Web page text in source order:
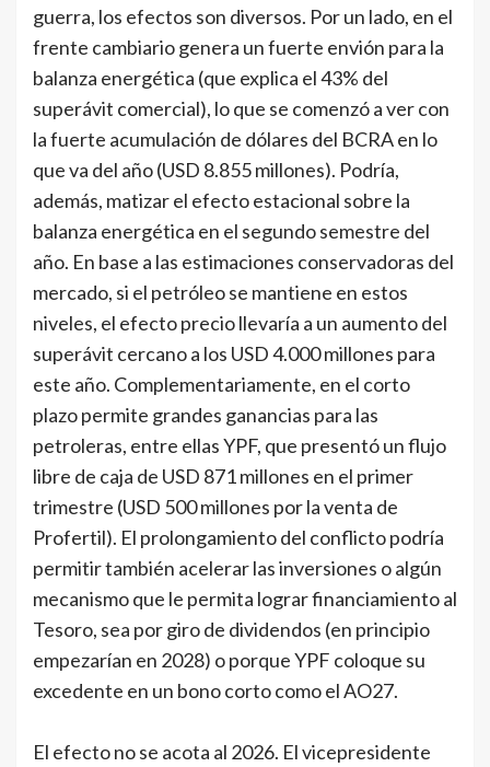
guerra, los efectos son diversos. Por un lado, en el
frente cambiario genera un fuerte envión para la
balanza energética (que explica el 43% del
superávit comercial), lo que se comenzó a ver con
la fuerte acumulación de dólares del BCRA en lo
que va del año (USD 8.855 millones). Podría,
además, matizar el efecto estacional sobre la
balanza energética en el segundo semestre del
año. En base a las estimaciones conservadoras del
mercado, si el petróleo se mantiene en estos
niveles, el efecto precio llevaría a un aumento del
superávit cercano a los USD 4.000 millones para
este año. Complementariamente, en el corto
plazo permite grandes ganancias para las
petroleras, entre ellas YPF, que presentó un flujo
libre de caja de USD 871 millones en el primer
trimestre (USD 500 millones por la venta de
Profertil). El prolongamiento del conflicto podría
permitir también acelerar las inversiones o algún
mecanismo que le permita lograr financiamiento al
Tesoro, sea por giro de dividendos (en principio
empezarían en 2028) o porque YPF coloque su
excedente en un bono corto como el AO27.
El efecto no se acota al 2026. El vicepresidente